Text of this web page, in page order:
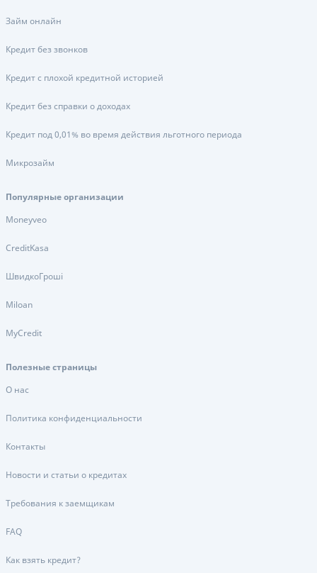
Займ онлайн
Кредит без звонков
Кредит с плохой кредитной историей
Кредит без справки о доходах
Кредит под 0,01% во время действия льготного периода
Микрозайм
Популярные организации
Moneyveo
CreditKasa
ШвидкоГроші
Miloan
MyCredit
Полезные страницы
О нас
Политика конфиденциальности
Контакты
Новости и статьи о кредитах
Требования к заемщикам
FAQ
Как взять кредит?